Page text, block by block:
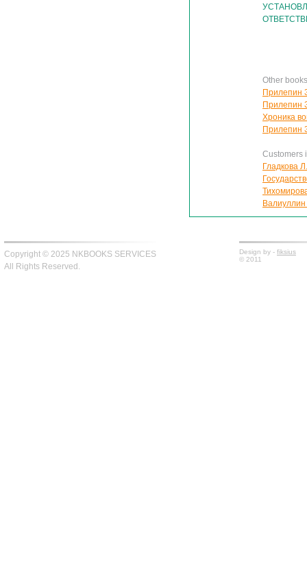
Other
Прилепин
Прилепин
Хроника
Прилепин
Customers
Гладкова
Copyright © 2025 NKBOOKS SERVICES
All Rights Reserved.
Design by - fiksius
© 2011